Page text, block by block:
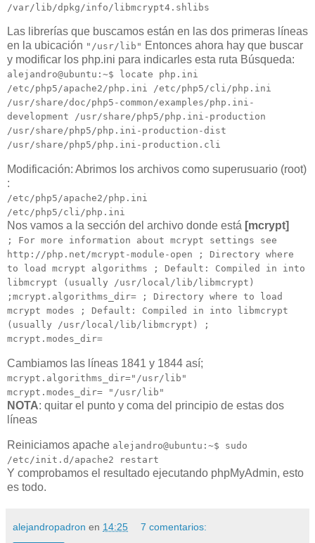
/var/lib/dpkg/info/libmcrypt4.shlibs
Las librerías que buscamos están en las dos primeras líneas
en la ubicación "/usr/lib" Entonces ahora hay que buscar
y modificar los php.ini para indicarles esta ruta Búsqueda:
alejandro@ubuntu:~$ locate php.ini
/etc/php5/apache2/php.ini /etc/php5/cli/php.ini
/usr/share/doc/php5-common/examples/php.ini-
development /usr/share/php5/php.ini-production
/usr/share/php5/php.ini-production-dist
/usr/share/php5/php.ini-production.cli
Modificación: Abrimos los archivos como superusuario (root)
:
/etc/php5/apache2/php.ini
/etc/php5/cli/php.ini
Nos vamos a la sección del archivo donde está [mcrypt]
; For more information about mcrypt settings see
http://php.net/mcrypt-module-open ; Directory where
to load mcrypt algorithms ; Default: Compiled in into
libmcrypt (usually /usr/local/lib/libmcrypt)
;mcrypt.algorithms_dir= ; Directory where to load
mcrypt modes ; Default: Compiled in into libmcrypt
(usually /usr/local/lib/libmcrypt) ;
mcrypt.modes_dir=
Cambiamos las líneas 1841 y 1844 así;
mcrypt.algorithms_dir="/usr/lib"
mcrypt.modes_dir= "/usr/lib"
NOTA: quitar el punto y coma del principio de estas dos
líneas
Reiniciamos apache alejandro@ubuntu:~$ sudo
/etc/init.d/apache2 restart
Y comprobamos el resultado ejecutando phpMyAdmin, esto
es todo.
alejandropadron en 14:25 7 comentarios: